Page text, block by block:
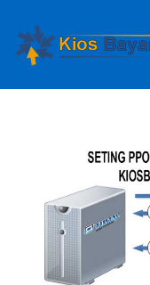
content